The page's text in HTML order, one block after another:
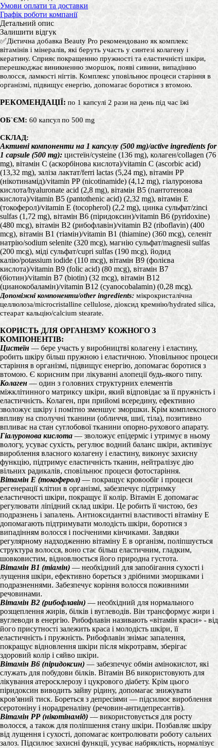
Умови оплати та доставки
Графік роботи компанії
Детальний опис
Залишити відгук
✅Дієтична добавка Beauty Pro рекомендовано як комплекс
вітамінів і мінералів, які беруть участь у синтезі колагену і
кератину. Сприяє покращенню пружності та еластичністі шкіри,
перешкоджає виникненню зморшок, появі сивини, випадінню
волосся, ламкості нігтів. Комплекс уповільнює процеси старіння в
організмі, підвищує енергію, допомагає боротися з втомою.
РЕКОМЕНДАЦІЇ: по 1 капсулі 2 рази на день під час їжі
ОБ`ЄМ: 60 капсул по 500 mg
СКЛАД:
Активні компоненти на 1 капсулу (500 mg)/active ingredients for
1 capsule (500 mg): цистеїн/cysteine (136 mg), колаген/cоllagen (76
mg), вітамін С (аскорбінова кислота)/vitamin C (ascorbic acid)
(13,32 mg), заліза лактат/ferri lactas (5,24 mg), вітамін РР
(нікотинамід)/vitamin РР (nicotinamide) (4,12 mg), гіалуронова
кислота/hyaluronate acid (2,8 mg), вітамін В5 (пантотенова
кислота)/vitamin В5 (pantothenic acid) (2,32 mg), вітамін Е
(токоферол)/vitamin Е (tосоpherol) (2,2 mg), цинка сульфат/zinci
sulfas (1,72 mg), вітамін В6 (піридоксин)/vitamin В6 (pyridoxine)
(480 mcg), вітамін В2 (рибофлавін)/vitamin В2 (riboflavin) (400
mcg), вітамін В1 (тіамін)/vitamin В1 (thiamine) (360 mcg), селеніт
натрію/sodium selenite (320 mcg), магнію сульфат/magnesii sulfas
(200 mcg), міді сульфат/cupri sulfas (190 mcg), йодид
калію/potassium iodide (110 mcg), вітамін В9 (фолієва
кислота)/vitamin В9 (folic acid) (80 mcg), вітамін В7
(біотин)/vitamin В7 (biotin) (32 mcg), вітамін В12
(цианокобаламін)/vitamin В12 (cyanocobalamin) (0,28 mcg).
Допоміжні компоненти/other ingredients: мікрокристалічна
целлюлоза/microcristalline cellulose, діоксид кремнію/hydrated silica,
стеарат кальцію/calcium stearate.
КОРИСТЬ ДЛЯ ОРГАНІЗМУ КОЖНОГО З
КОМПОНЕНТІВ:
Цистеїн — бере участь у виробництві колагену і еластину,
робить шкіру більш пружною і еластичною. Уповільнює процеси
старіння в організмі, підвищує енергію, допомагає боротися з
втомою. Є корисним при лікуванні алопеції будь-якого типу.
Колаген— один з головних структурних елементів
міжклітинного матриксу шкіри, який відповідає за її пружність і
еластичність. Колаген, при прийомі всередину, ефективно
зволожує шкіру і помітно зменшує зморшки. Крім комплексного
впливу на сполучні тканини (обличчя, шиї, тіла), позитивно
впливає на стан суглобової тканини опорно-рухового апарату.
Гіалуронова кислота— зволожує епідерміс і утримує в ньому
вологу, усуває сухість, регулює водний баланс шкіри, активізує
вироблення власного колагену і еластину, виконує захисну
функцію, підтримує еластичність тканин, нейтралізує дію
вільних радикалів, сповільнює процеси фотостаріння.
Вітамін Е (токоферол)— покращує кровообіг і процеси
регенерації клітин в організмі, забезпечує підтримку
еластичності шкіри, покращує її колір. Вітамін Е допомагає
регулювати ліпідний склад шкіри. Це робить її чистою, без
подразнень і запалень. Антиоксидантні властивості вітаміну Е
допомагають підтримувати молодість шкіри, боротися з
випадінням волосся і посіченими кінчиками. Завдяки
регулярному надходженню вітаміну Е в організм, поліпшується
структура волосся, воно стає більш еластичним, гладким,
шовковистим, відновлюється його природна густота.
Вітамін B1 (тіамін)— необхідний для запобігання сухості і
лущення шкіри, ефективно бореться з дрібними зморшками і
подразненнями. Забезпечує коріння волосся поживними
речовинами.
Вітамін B2 (рибофлавін)— необхідний для нормального
розщеплення жирів, білків і вуглеводів. Він трансформує жири і
вуглеводи в енергію. Рибофлавін називають «вітамін краси» - від
його присутності залежить краса і молодість шкіри, її
еластичність і пружність. Рибофлавін знімає запалення,
покращує відновлення шкіри після мікротравм, зберігає
здоровий колір і сяйво шкіри.
Вітамін B6 (піридоксин)— забезпечує обмін амінокислот, які
служать для побудови білків. Вітамін B6 використовують для
лікування атеросклерозу і цукрового діабету. Крім цього
піридоксин виводить зайву рідину, допомагає знижувати
кров'яний тиск. Бореться з депресіями — підсилює вироблення
серотоніну і норадреналіну (речовин-антидепресантів).
Вітамін РР (нікотінамід)— використовується для росту
волосся, а також для поліпшення стану шкіри. Позбавляє шкіру
від лущення і сухості, допомагає контролювати роботу сальних
залоз. Підсилює захисні функції, усуває набряклість, нормалізує